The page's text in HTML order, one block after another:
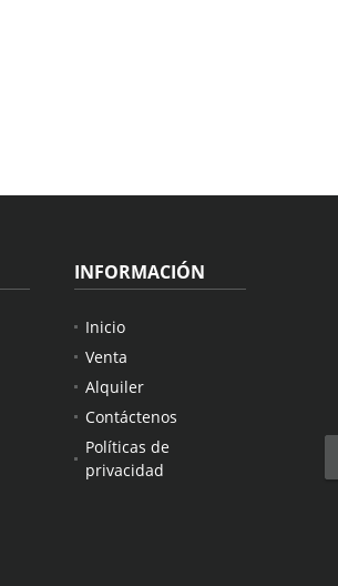
INFORMACIÓN
Inicio
Venta
Alquiler
Contáctenos
Políticas de
privacidad